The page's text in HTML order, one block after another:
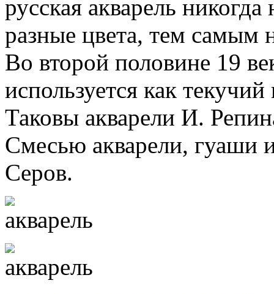
русская акварель
разные цвета, тем самым
Во второй половине 19
используется как
Таковы акварели И.
Смесью акварели, гуаши
Серов.